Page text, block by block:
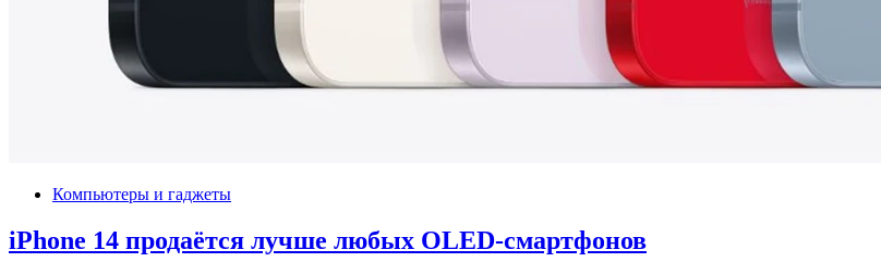
Компьютеры и гаджеты
iPhone 14 продаётся лучше любых OLED-смартфонов